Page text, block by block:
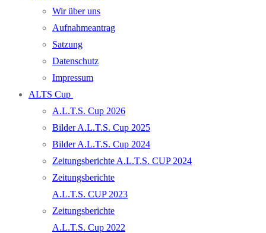
Wir über uns
Aufnahmeantrag
Satzung
Datenschutz
Impressum
ALTS Cup
A.L.T.S. Cup 2026
Bilder A.L.T.S. Cup 2025
Bilder A.L.T.S. Cup 2024
Zeitungsberichte A.L.T.S. CUP 2024
Zeitungsberichte
A.L.T.S. CUP 2023
Zeitungsberichte
A.L.T.S. Cup 2022